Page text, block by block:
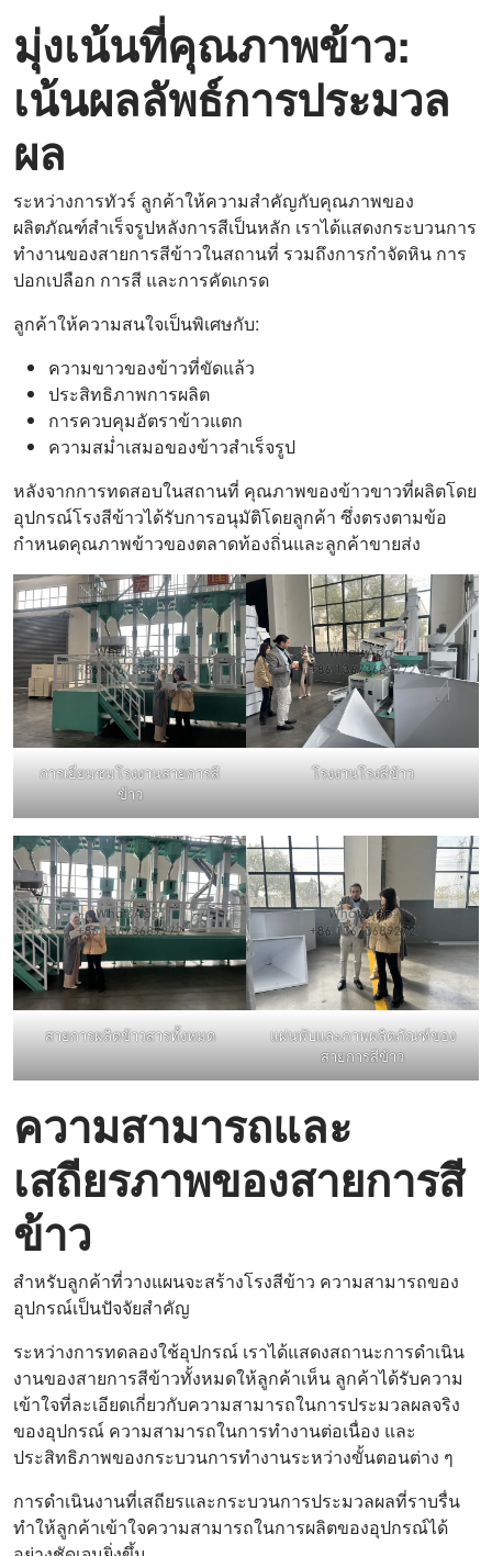
มุ่งเน้นที่คุณภาพข้าว:
เน้นผลลัพธ์การประมวล
ผล
ระหว่างการทัวร์ ลูกค้าให้ความสำคัญกับคุณภาพของ
ผลิตภัณฑ์สำเร็จรูปหลังการสีเป็นหลัก เราได้แสดงกระบวนการ
ทำงานของสายการสีข้าวในสถานที่ รวมถึงการกำจัดหิน การ
ปอกเปลือก การสี และการคัดเกรด
ลูกค้าให้ความสนใจเป็นพิเศษกับ:
ความขาวของข้าวที่ขัดแล้ว
ประสิทธิภาพการผลิต
การควบคุมอัตราข้าวแตก
ความสม่ำเสมอของข้าวสำเร็จรูป
หลังจากการทดสอบในสถานที่ คุณภาพของข้าวขาวที่ผลิตโดย
อุปกรณ์โรงสีข้าวได้รับการอนุมัติโดยลูกค้า ซึ่งตรงตามข้อ
กำหนดคุณภาพข้าวของตลาดท้องถิ่นและลูกค้าขายส่ง
การเยี่ยมชมโรงงานสายการสี
ข้าว
โรงงานโรงสีข้าว
สายการผลิตข้าวสารทั้งหมด
แผ่นพับและภาพผลิตภัณฑ์ของ
สายการสีข้าว
ความสามารถและ
เสถียรภาพของสายการสี
ข้าว
สำหรับลูกค้าที่วางแผนจะสร้างโรงสีข้าว ความสามารถของ
อุปกรณ์เป็นปัจจัยสำคัญ
ระหว่างการทดลองใช้อุปกรณ์ เราได้แสดงสถานะการดำเนิน
งานของสายการสีข้าวทั้งหมดให้ลูกค้าเห็น ลูกค้าได้รับความ
เข้าใจที่ละเอียดเกี่ยวกับความสามารถในการประมวลผลจริง
ของอุปกรณ์ ความสามารถในการทำงานต่อเนื่อง และ
ประสิทธิภาพของกระบวนการทำงานระหว่างขั้นตอนต่าง ๆ
การดำเนินงานที่เสถียรและกระบวนการประมวลผลที่ราบรื่น
ทำให้ลูกค้าเข้าใจความสามารถในการผลิตของอุปกรณ์ได้